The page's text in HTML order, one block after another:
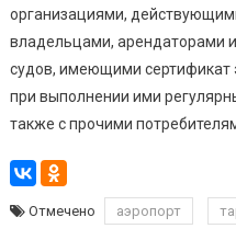
организациями,
владельцами, арендаторами
судов, имеющими сертификат
при выполнении ими
также с прочими
Отмечено аэропорт